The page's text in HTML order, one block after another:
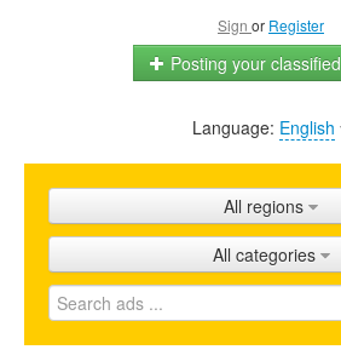
Sign or Register
Posting your classified
Home
Shops
Promotion
FAQ
Language: English
All regions
All categories